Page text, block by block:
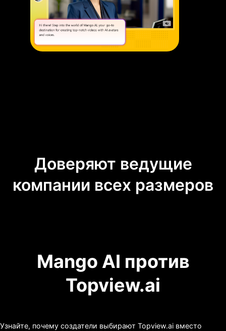
Доверяют ведущие
компании всех размеров
Mango AI против
Topview.ai
Узнайте, почему создатели выбирают Topview.ai вместо